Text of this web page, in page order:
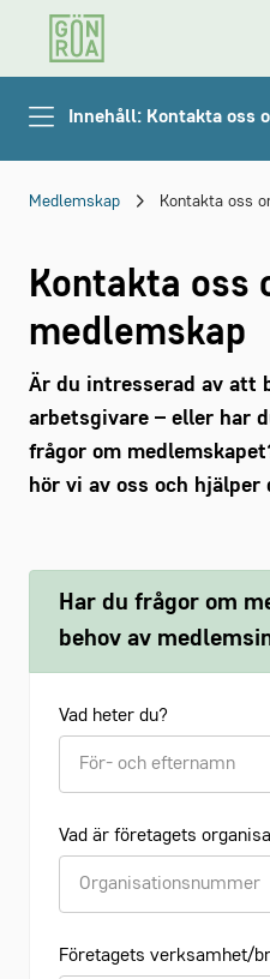
Innehåll: Kontakta oss
Medlemskap Kontakta oss
Kontakta oss
medlemskap
Är du intresserad av att
arbetsgivare – eller har
frågor om
hör vi av oss och hjälper
Har du frågor om
behov av
Vad heter du?
Vad är företagets
Företagets verksamhet/